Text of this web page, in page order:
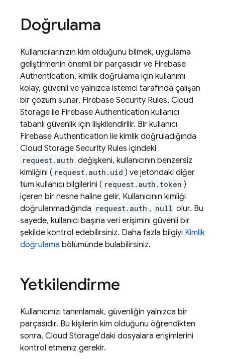
Doğrulama
Kullanıcılarınızın kim olduğunu bilmek, uygulama
geliştirmenin önemli bir parçasıdır ve Firebase
Authentication, kimlik doğrulama için kullanımı
kolay, güvenli ve yalnızca istemci tarafında çalışan
bir çözüm sunar. Firebase Security Rules, Cloud
Storage ile Firebase Authentication kullanıcı
tabanlı güvenlik için ilişkilendirilir. Bir kullanıcı
Firebase Authentication ile kimlik doğruladığında
Cloud Storage Security Rules içindeki
request.auth değişkeni, kullanıcının benzersiz
kimliğini ( request.auth.uid ) ve jetondaki diğer
tüm kullanıcı bilgilerini ( request.auth.token )
içeren bir nesne haline gelir. Kullanıcının kimliği
doğrulanmadığında request.auth , null olur. Bu
sayede, kullanıcı başına veri erişimini güvenli bir
şekilde kontrol edebilirsiniz. Daha fazla bilgiyi Kimlik
doğrulama bölümünde bulabilirsiniz.
Yetkilendirme
Kullanıcınızı tanımlamak, güvenliğin yalnızca bir
parçasıdır. Bu kişilerin kim olduğunu öğrendikten
sonra, Cloud Storage'daki dosyalara erişimlerini
kontrol etmeniz gerekir.